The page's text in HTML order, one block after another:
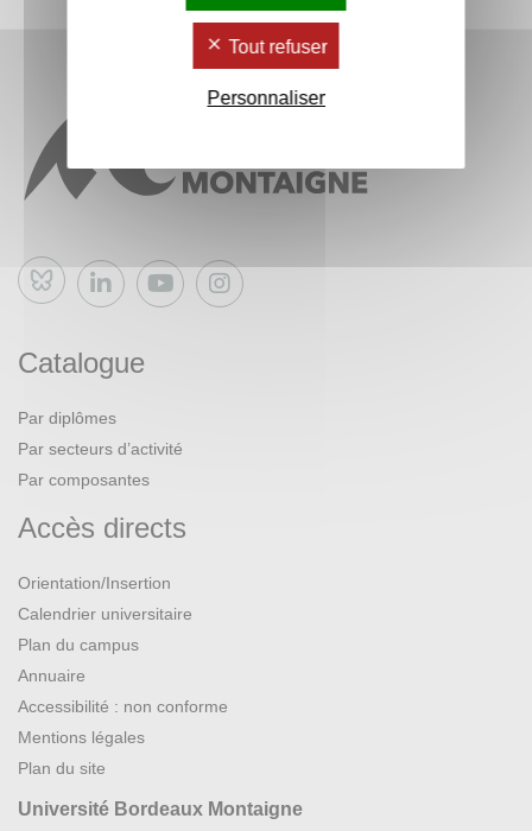
Bluesky
Catalogue
Par diplômes
Par secteurs d’activité
Par composantes
Accès directs
Orientation/Insertion
Calendrier universitaire
Plan du campus
Annuaire
Accessibilité : non conforme
Mentions légales
Plan du site
Université Bordeaux Montaigne
Tout refuser
Personnaliser